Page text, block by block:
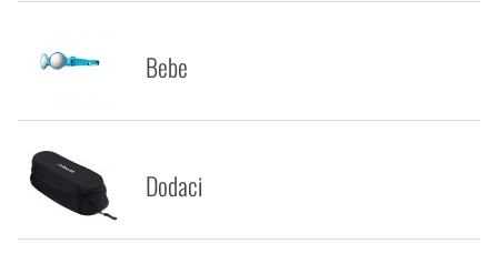
Bebe
Dodaci